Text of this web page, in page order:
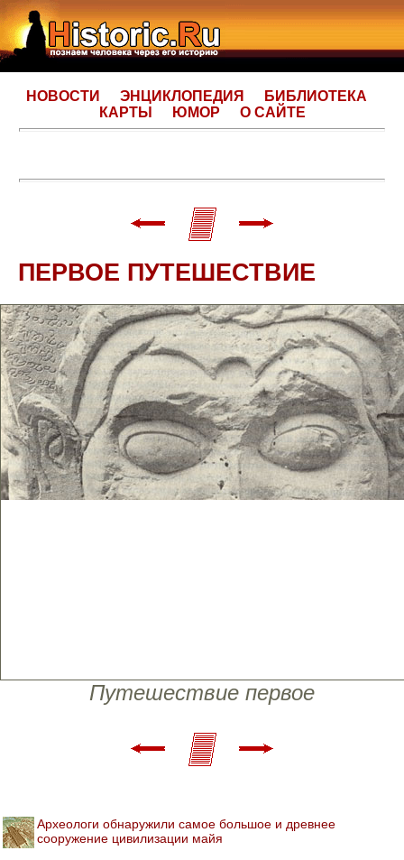
НОВОСТИ ЭНЦИКЛОПЕДИЯ
БИБЛИОТЕКА
КАРТЫ
ЮМОР О САЙТЕ
ПЕРВОЕ ПУТЕШЕСТВИЕ
Путешествие первое
Археологи обнаружили самое большое и древнее
сооружение цивилизации майя